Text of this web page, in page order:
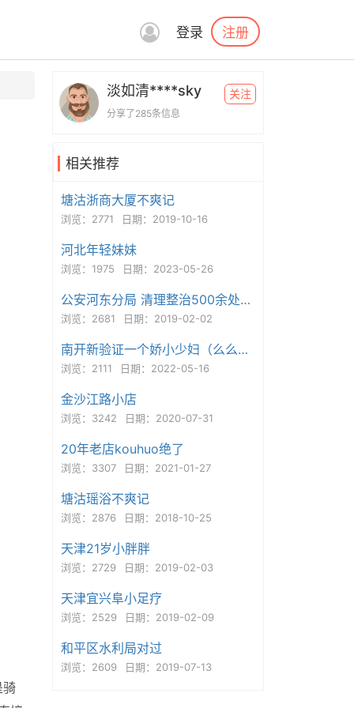
登录 注册
骑
淡如清****sky
分享了285条信息
关注
相关推荐
塘沽浙商大厦不爽记
浏览：2771 日期：2019-10-16
河北年轻妹妹
浏览：1975 日期：2023-05-26
公安河东分局 清理整治500余处涉黄“小粉灯”
浏览：2681 日期：2019-02-02
南开新验证一个娇小少妇（么么哒）
浏览：2111 日期：2022-05-16
金沙江路小店
浏览：3242 日期：2020-07-31
20年老店kouhuo绝了
浏览：3307 日期：2021-01-27
塘沽瑶浴不爽记
浏览：2876 日期：2018-10-25
天津21岁小胖胖
浏览：2729 日期：2019-02-03
天津宜兴阜小足疗
浏览：2529 日期：2019-02-09
和平区水利局对过
浏览：2609 日期：2019-07-13